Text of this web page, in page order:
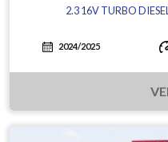
2.3 16V TURBO
2024/2025